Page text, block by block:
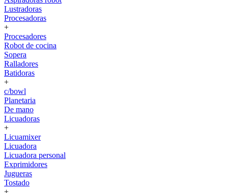
Lustradoras
Procesadoras
+
Procesadores
Robot de cocina
Sopera
Ralladores
Batidoras
+
c/bowl
Planetaria
De mano
Licuadoras
+
Licuamixer
Licuadora
Licuadora personal
Exprimidores
Jugueras
Tostado